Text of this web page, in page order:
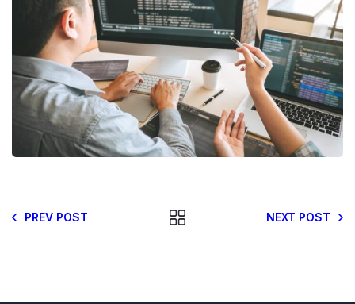
PREV POST NEXT POST